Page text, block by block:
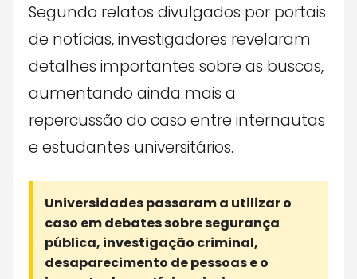
Segundo relatos divulgados por portais
de notícias, investigadores revelaram
detalhes importantes sobre as buscas,
aumentando ainda mais a
repercussão do caso entre internautas
e estudantes universitários.
Universidades passaram a utilizar o
caso em debates sobre segurança
pública, investigação criminal,
desaparecimento de pessoas e o